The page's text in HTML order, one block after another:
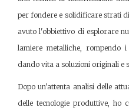
per fondere e solidificare strati
avuto l'obbiettivo di esplorare
lamiere metalliche, rompendo
dando vita a soluzioni originali e
Dopo un'attenta analisi delle
delle tecnologie produttive, ho